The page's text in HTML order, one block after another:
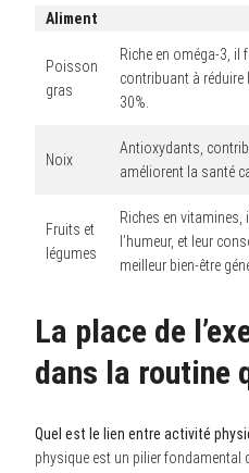
Aliment
Poisson
gras
Riche en oméga-3, il
contribuant à réduire
30%.
Noix
Antioxydants,
améliorent la santé
Fruits et
légumes
Riches en vitamines,
l’humeur, et leur
meilleur bien-être
La place de
dans la routine
Quel est le lien entre activité
physique est un pilier fondamental